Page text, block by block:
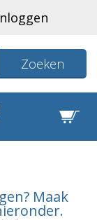
Zoeken
Maak